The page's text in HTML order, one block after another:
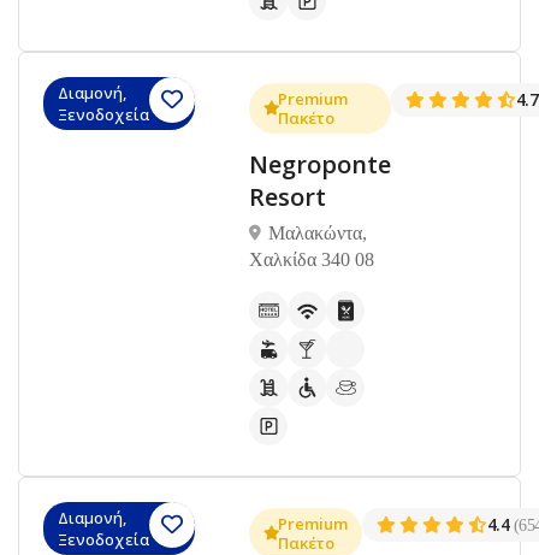
Διαμονή,
Ξενοδοχεία
Premium
Πακέτο
Negroponte
Resort
Μαλακώντα,
Χαλκίδα 340 08
Διαμονή,
Ξενοδοχεία
Premium
Πακέτο
4.4